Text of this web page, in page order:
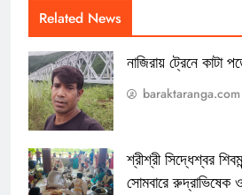
Related News
নাজিরায় ট্রেনে কাটা
baraktaranga.com
শ্রীশ্রী সিদ্ধেশ্বর
সোমবারে রুদ্রাভিষেক